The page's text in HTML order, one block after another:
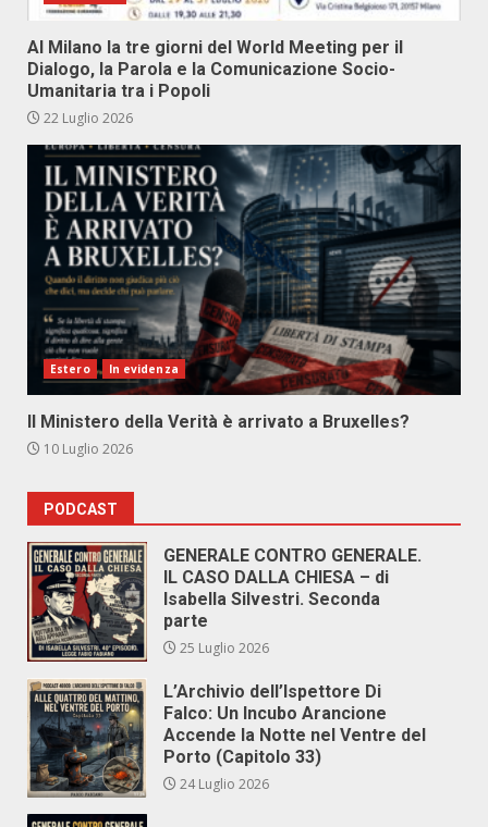
Al Milano la tre giorni del World Meeting per il
Dialogo, la Parola e la Comunicazione Socio-
Umanitaria tra i Popoli
22 Luglio 2026
Estero In evidenza
Il Ministero della Verità è arrivato a Bruxelles?
10 Luglio 2026
PODCAST
GENERALE CONTRO GENERALE.
IL CASO DALLA CHIESA – di
Isabella Silvestri. Seconda
parte
25 Luglio 2026
L’Archivio dell’Ispettore Di
Falco: Un Incubo Arancione
Accende la Notte nel Ventre del
Porto (Capitolo 33)
24 Luglio 2026